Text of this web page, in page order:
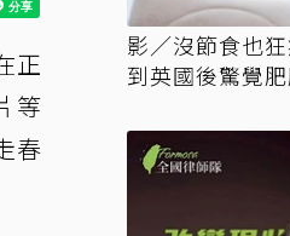
正
等
春
影／沒節食也
到英國後驚覺